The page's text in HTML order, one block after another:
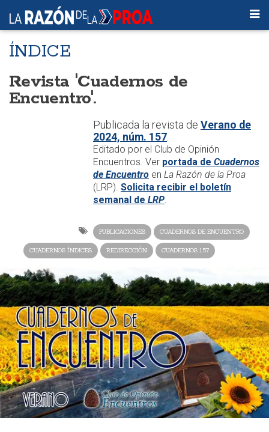
ÍNDICE
Revista 'Cuadernos de
Encuentro'.
Publicada la revista de Verano de
2024, núm. 157
Editado por el Club de Opinión
Encuentros. Ver portada de Cuadernos
de Encuentro en La Razón de la Proa
(LRP). Solicita recibir el boletín
semanal de LRP.
PUBLICACIONES CUADERNOS DE ENCUENTRO
CUADERNOS ÍNDICES REDIRECCIÓN CUADERNOS 157